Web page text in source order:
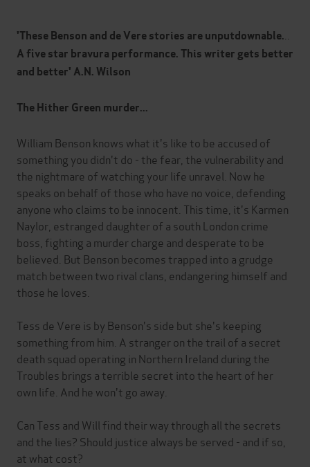
'These Benson and de Vere stories are unputdownable.
A five star bravura performance. This writer gets better
and better' A.N. Wilson
The Hither Green murder...
William Benson knows what it's like to be accused of
something you didn't do - the fear, the vulnerability and
the nightmare of watching your life unravel. Now he
speaks on behalf of those who have no voice, defending
anyone who claims to be innocent. This time, it's Karmen
Naylor, estranged daughter of a south London crime
boss, fighting a murder charge and desperate to be
believed. But Benson becomes trapped into a grudge
match between two rival clans, endangering himself and
those he loves.
Tess de Vere is by Benson's side but she's keeping
something from him. A stranger on the trail of a secret
death squad operating in Northern Ireland during the
Troubles brings a terrible secret into the heart of her
own life. And he won't go away.
Can Tess and Will find their way through all the secrets
and the lies? Should justice always be served - and if so,
at what cost?